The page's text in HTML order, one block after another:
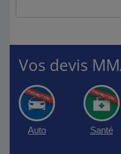
Vos devis
Auto Santé